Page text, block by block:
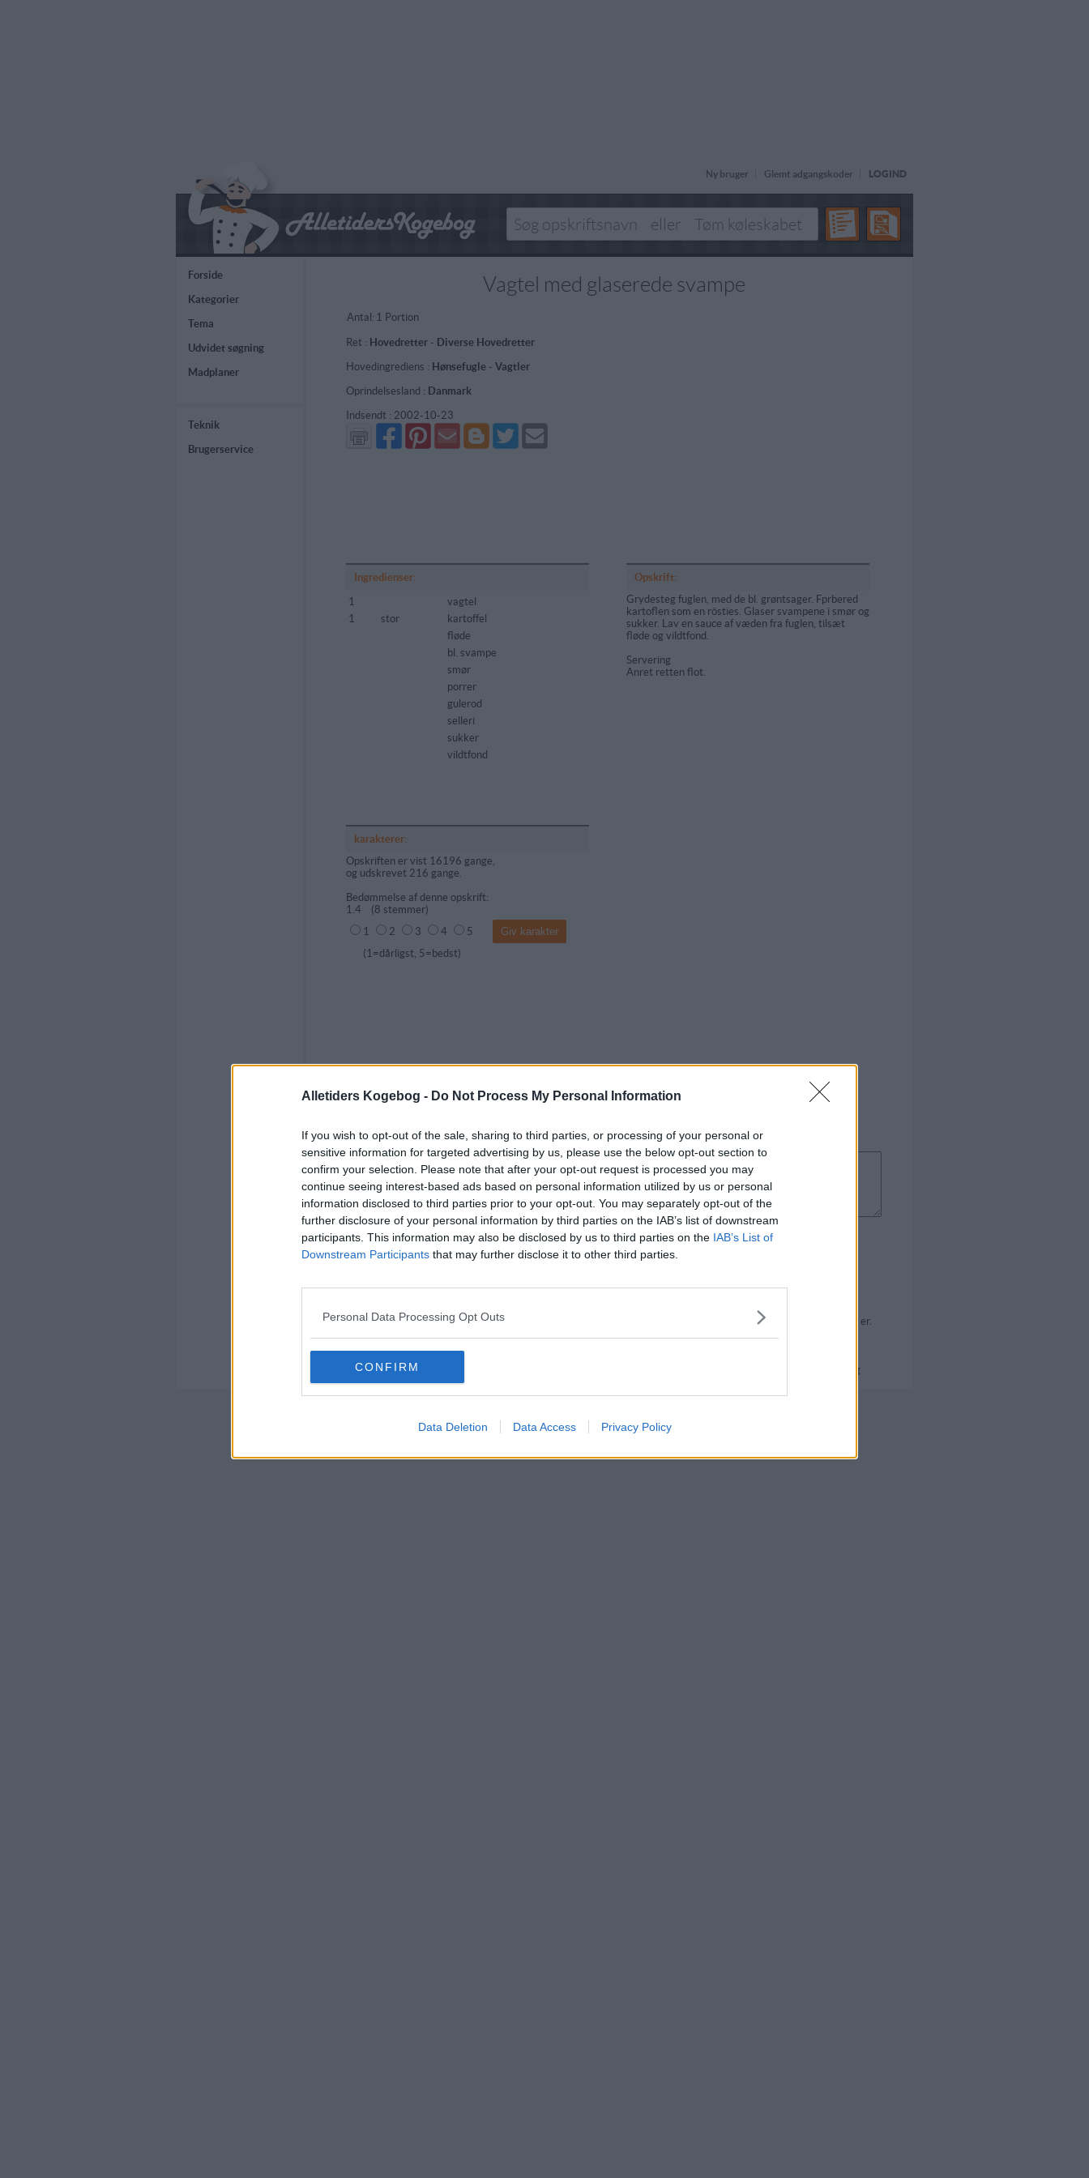
Alletiders Kogebog - Do Not Process My Personal Information
If you wish to opt-out of the sale, sharing to third parties, or processing of your personal or
sensitive information for targeted advertising by us, please use the below opt-out section to
confirm your selection. Please note that after your opt-out request is processed you may
continue seeing interest-based ads based on personal information utilized by us or personal
information disclosed to third parties prior to your opt-out. You may separately opt-out of the
further disclosure of your personal information by third parties on the IAB’s list of downstream
participants. This information may also be disclosed by us to third parties on the IAB’s List of
Downstream Participants that may further disclose it to other third parties.
Personal Data Processing Opt Outs
CONFIRM
Data Deletion Data Access Privacy Policy
Ny bruger Glemt adgangskoder LOGIND
Forside
Kategorier
Tema
Udvidet søgning
Madplaner
Teknik
Brugerservice
Vagtel med glaserede svampe
Antal: 1 Portion
Ret : Hovedretter- Diverse Hovedretter
Hovedingrediens : Hønsefugle- Vagtler
Oprindelsesland : Danmark
Indsendt : 2002-10-23
Del
på
Facebook
Del
på
Pinterest
Send
via
GMail
Del
på
Blogger
Del
på
Twitter
Send
mail
Ingredienser:
1
vagtel
1
stor
kartoffel
fløde
bl. svampe
smør
porrer
gulerod
selleri
sukker
vildtfond
Opskrift:
Grydesteg fuglen, med de bl. grøntsager. Fprbered
kartoflen som en rösties. Glaser svampene i smør og
sukker. Lav en sauce af væden fra fuglen, tilsæt
fløde og vildtfond.
Servering
Anret retten flot.
karakterer:
Opskriften er vist 16196 gange,
og udskrevet 216 gange.
Bedømmelse af denne opskrift:
1.4 (8 stemmer)
1
2 3 4
5
(1=dårligst, 5=bedst)
Kommentar:
Kommentaren skal godkendes før den bliver synlig
Opskriften er skrevet som var den en 7 årig's stil. Kort, for kort og for mange stavefejl i forhold til hvor kort den er.
Opskriften har ingen mængde-angivelse og ingen detaljer overhovedet ift tilberedningen. Fuldstændig ubrugelig